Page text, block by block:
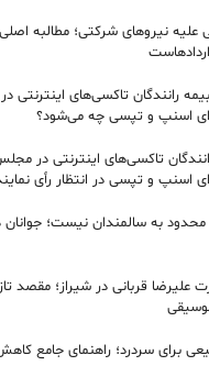
نیروهای شرکتی؛ مطالبه
رانندگان تاکسی‌های
اسنپ و تپسی چه می‌شود؟
تاکسی‌های اینترنتی در
اسنپ و تپسی در انتظار رأی
محدود به سالمندان نیست؛
علیرضا قربانی در شیراز؛ مقصد
برای سردرد؛ راهنمای جامع